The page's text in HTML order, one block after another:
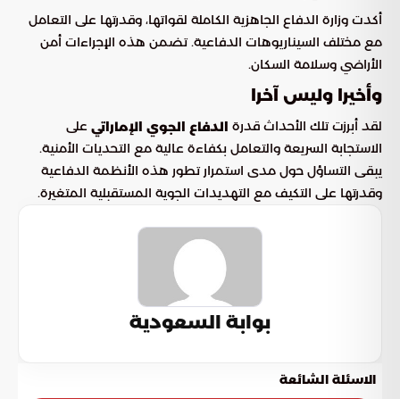
أكدت وزارة الدفاع الجاهزية الكاملة لقواتها، وقدرتها على التعامل
مع مختلف السيناريوهات الدفاعية. تضمن هذه الإجراءات أمن
الأراضي وسلامة السكان.
وأخيرا وليس آخرا
لقد أبرزت تلك الأحداث قدرة الدفاع الجوي الإماراتي على
الاستجابة السريعة والتعامل بكفاءة عالية مع التحديات الأمنية.
يبقى التساؤل حول مدى استمرار تطور هذه الأنظمة الدفاعية
وقدرتها على التكيف مع التهديدات الجوية المستقبلية المتغيرة.
بوابة السعودية
الاسئلة الشائعة